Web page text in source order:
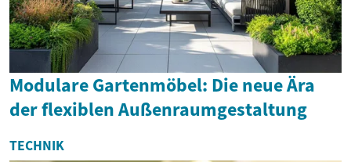
Modulare Gartenmöbel: Die neue Ära
der flexiblen Außenraumgestaltung
TECHNIK